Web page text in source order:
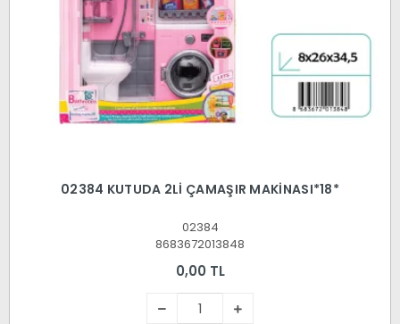
02384 KUTUDA 2Lİ ÇAMAŞIR MAKİNASI*18*
02384
8683672013848
0,00 TL